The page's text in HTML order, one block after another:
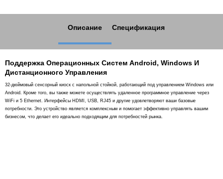
Описание Спецификация
Поддержка Операционных Систем Android, Windows И
Дистанционного Управления
32-дюймовый сенсорный киоск с напольной стойкой, работающий под управлением Windows или
Android. Кроме того, вы также можете осуществлять удаленное программное управление через
WiFi и 5 Ethernet. Интерфейсы HDMI, USB, RJ45 и другие удовлетворяют ваши базовые
потребности. Это устройство является комплексным и помогает эффективно управлять вашим
бизнесом, что делает его идеально подходящим для потребностей рынка.